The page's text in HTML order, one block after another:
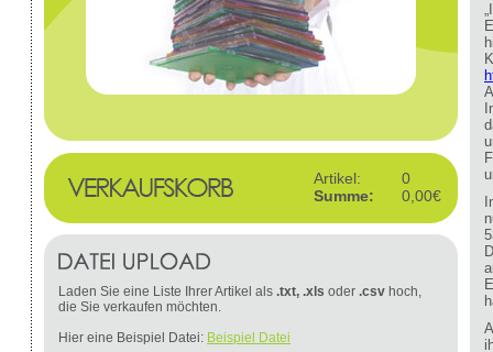
Artikel:
0
Summe:
0,00€
Laden Sie eine Liste Ihrer Artikel als .txt, .xls oder .csv hoch,
die Sie verkaufen möchten.
Hier eine Beispiel Datei: Beispiel Datei